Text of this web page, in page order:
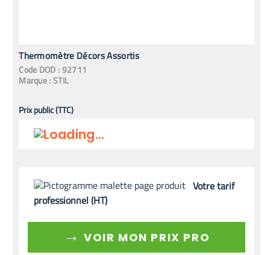
Thermomètre Décors Assortis
Code DOD :92711
Marque :STIL
Prix public (TTC)
Votre tarif
professionnel (HT)
→ VOIR MON PRIX PRO